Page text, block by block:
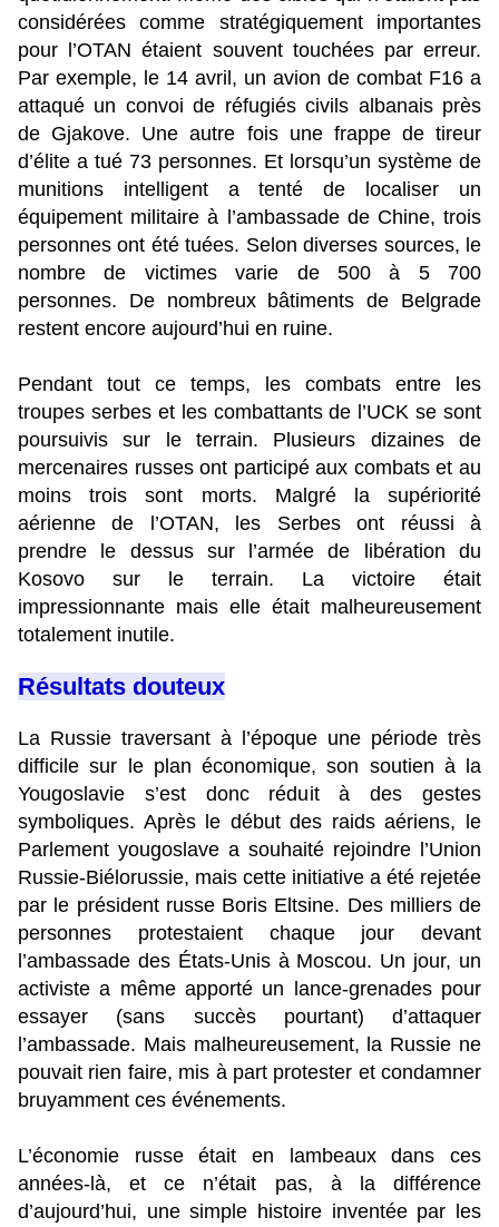
considérées comme stratégiquement importantes
pour l’OTAN étaient souvent touchées par erreur.
Par exemple, le 14 avril, un avion de combat F16 a
attaqué un convoi de réfugiés civils albanais près
de Gjakove. Une autre fois une frappe de tireur
d’élite a tué 73 personnes. Et lorsqu’un système de
munitions intelligent a tenté de localiser un
équipement militaire à l’ambassade de Chine, trois
personnes ont été tuées. Selon diverses sources, le
nombre de victimes varie de 500 à 5 700
personnes. De nombreux bâtiments de Belgrade
restent encore aujourd’hui en ruine.
Pendant tout ce temps, les combats entre les
troupes serbes et les combattants de l’UCK se sont
poursuivis sur le terrain. Plusieurs dizaines de
mercenaires russes ont participé aux combats et au
moins trois sont morts. Malgré la supériorité
aérienne de l’OTAN, les Serbes ont réussi à
prendre le dessus sur l’armée de libération du
Kosovo sur le terrain. La victoire était
impressionnante mais elle était malheureusement
totalement inutile.
Résultats douteux
La Russie traversant à l’époque une période très
difficile sur le plan économique, son soutien à la
Yougoslavie s’est donc réduit à des gestes
symboliques. Après le début des raids aériens, le
Parlement yougoslave a souhaité rejoindre l’Union
Russie-Biélorussie, mais cette initiative a été rejetée
par le président russe Boris Eltsine. Des milliers de
personnes protestaient chaque jour devant
l’ambassade des États-Unis à Moscou. Un jour, un
activiste a même apporté un lance-grenades pour
essayer (sans succès pourtant) d’attaquer
l’ambassade. Mais malheureusement, la Russie ne
pouvait rien faire, mis à part protester et condamner
bruyamment ces événements.
L’économie russe était en lambeaux dans ces
années-là, et ce n’était pas, à la différence
d’aujourd’hui, une simple histoire inventée par les